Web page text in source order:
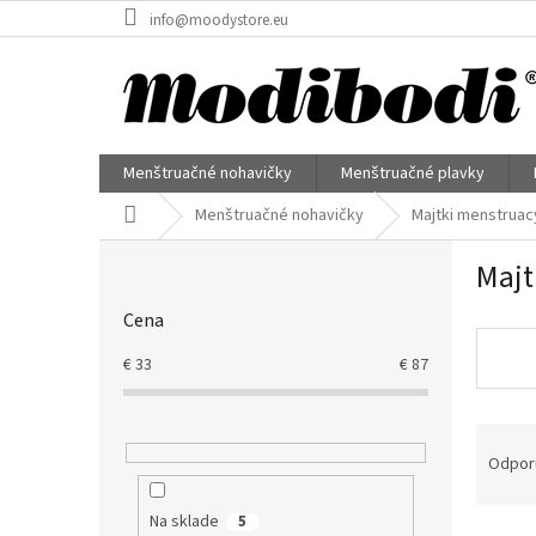
na
info@moodystore.eu
Menštruačné nohavičky Menštruačné plavky
DomovMenštruačné nohavičky Majtki
Cena
€33 €87
Na sklade 5